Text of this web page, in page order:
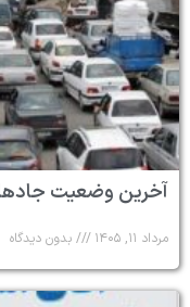
آخرین وضعیت
مرداد ۱۱, ۱۴۰۵ بدون دیدگاه